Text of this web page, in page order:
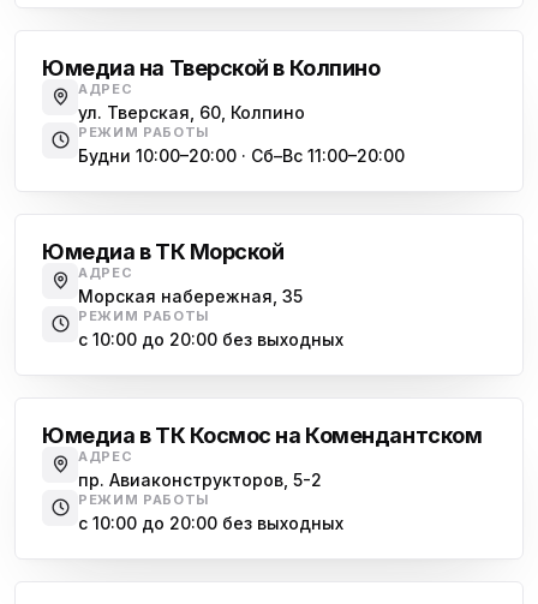
Юмедиа на Тверской в Колпино
АДРЕС
ул. Тверская, 60, Колпино
РЕЖИМ РАБОТЫ
Будни 10:00–20:00 · Сб–Вс 11:00–20:00
Юмедиа в ТК Морской
АДРЕС
Морская набережная, 35
РЕЖИМ РАБОТЫ
с 10:00 до 20:00 без выходных
Юмедиа в ТК Космос на Комендантском
АДРЕС
пр. Авиаконструкторов, 5-2
РЕЖИМ РАБОТЫ
с 10:00 до 20:00 без выходных